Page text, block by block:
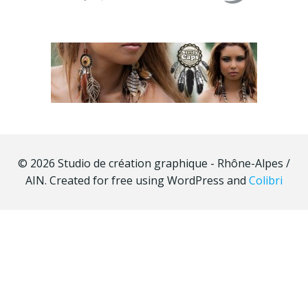
© 2026 Studio de création graphique - Rhône-Alpes /
AIN. Created for free using WordPress and Colibri